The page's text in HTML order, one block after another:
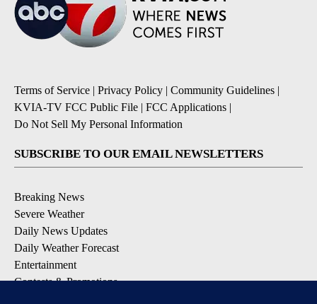
Terms of Service | Privacy Policy | Community Guidelines |
KVIA-TV FCC Public File | FCC Applications |
Do Not Sell My Personal Information
SUBSCRIBE TO OUR EMAIL NEWSLETTERS
Breaking News
Severe Weather
Daily News Updates
Daily Weather Forecast
Entertainment
Contests & Promotions